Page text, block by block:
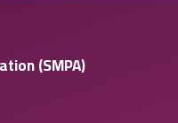
(SMPA)